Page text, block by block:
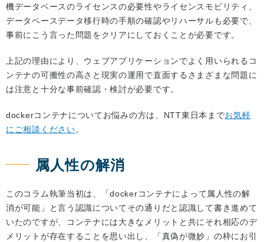
機データベースのライセンスの必要性やライセンスモビリティ、
データベースデータ移行時の手順の確認やリハーサルも必要で、
事前にこう言った問題をクリアにしておくことが必要です。
上記の理由により、ウェブアプリケーションでよく用いられるコ
ンテナの可搬性の高さと現実の運用で直面するさまざまな問題に
は注意と十分な事前確認・検討が必要です。
dockerコンテナについてお悩みの方は、NTT東日本までお気軽
にご相談ください。
属人性の解消
このコラム執筆当初は、「dockerコンテナによって属人性の解
消が可能」と言う認識についてその通りだと認識して書き進めて
いたのですが、コンテナには大きなメリットと共にそれ相応のデ
メリットが存在することを思い出し、「真偽が微妙」の枠にお引